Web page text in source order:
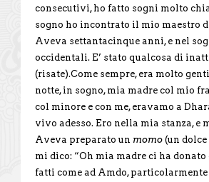
consecutivi, ho fatto sogni molto
sogno ho incontrato il mio maestro
Aveva settantacinque anni, e nel
occidentali. E’ stato qualcosa di
(risate).Come sempre, era molto
notte, in sogno, mia madre col mio
col minore e con me, eravamo a
vivo adesso. Ero nella mia stanza, e
Aveva preparato un momo (un
mi dico: “Oh mia madre ci ha donato
fatti come ad Amdo,